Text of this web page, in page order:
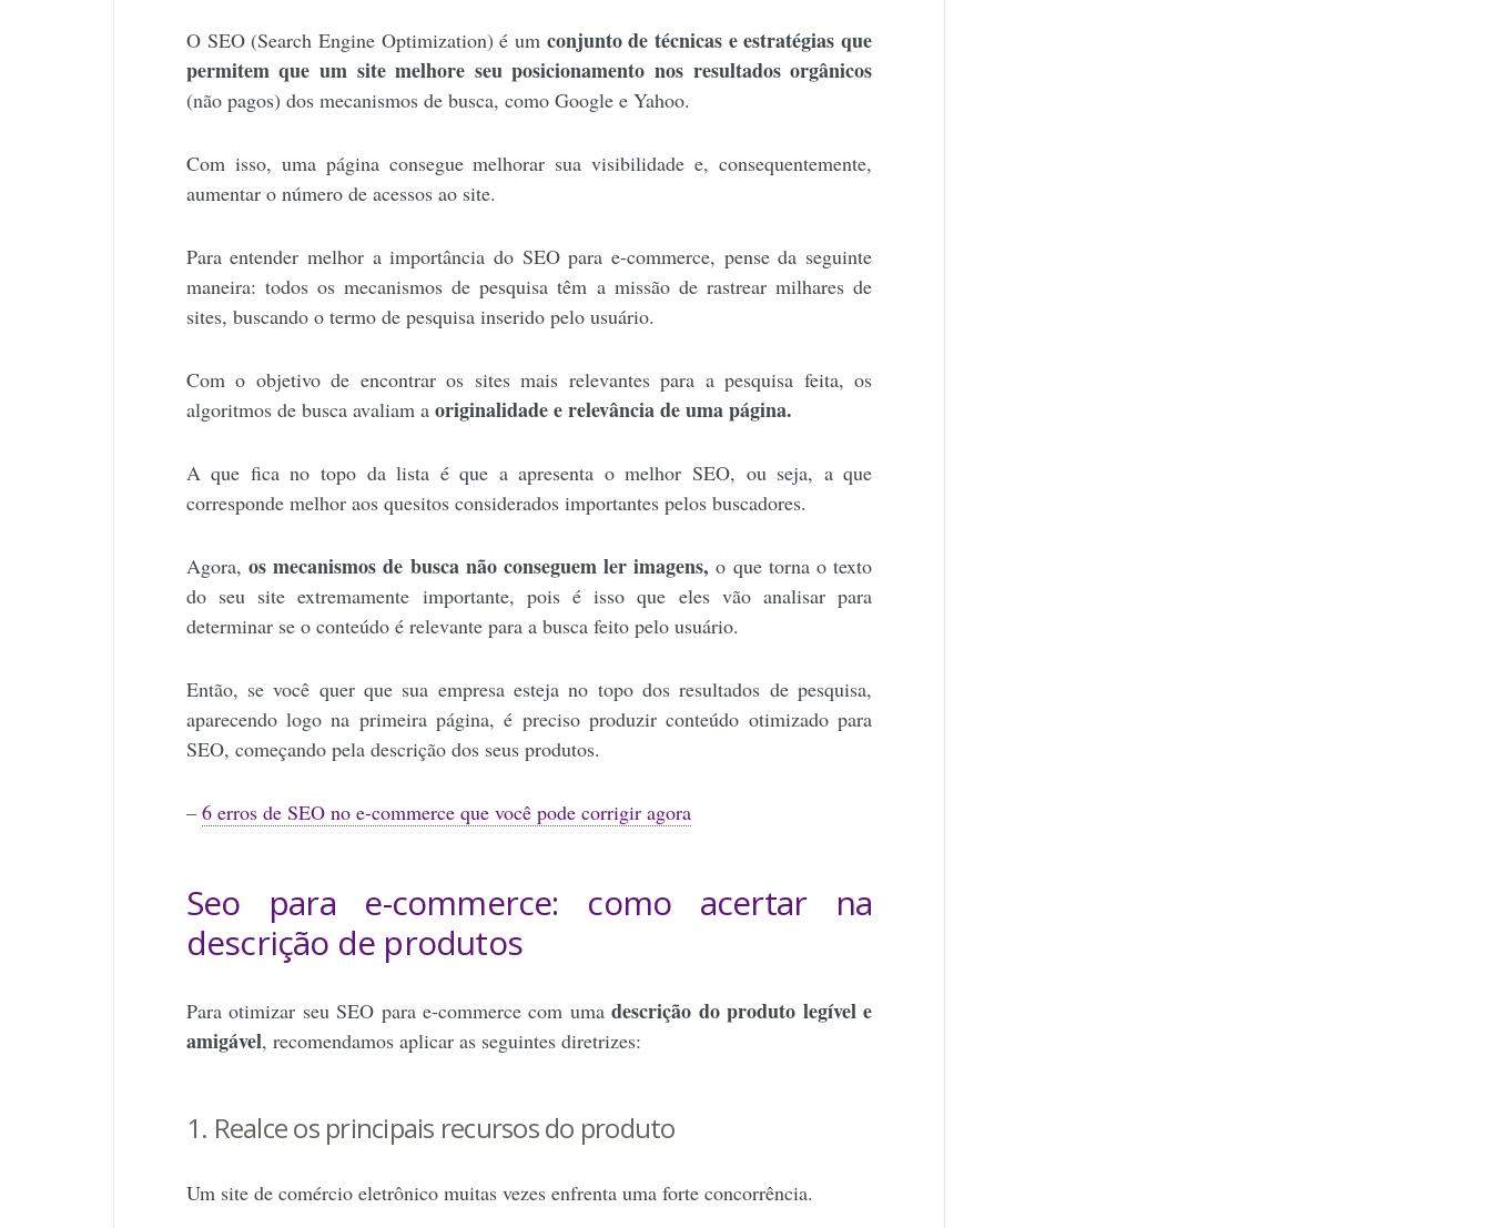
O SEO(Search Engine Optimization) é um conjunto de técnicas e estratégias que
permitem que um site melhore seu posicionamento nos resultados orgânicos
(não pagos) dos mecanismos de busca, como Googlee Yahoo.
Com isso, uma página consegue melhorar sua visibilidade e, consequentemente,
aumentar o número de acessos ao site.
Para entender melhor a importância do SEO para e-commerce, pense da seguinte
maneira: todos os mecanismos de pesquisa têm a missão de rastrear milhares de
sites, buscando o termo de pesquisa inserido pelo usuário.
Com o objetivo de encontrar os sites mais relevantes para a pesquisa feita, os
algoritmos de busca avaliam aoriginalidade e relevância de uma página.
A que fica no topo da lista é que a apresenta o melhor SEO, ou seja, a que
corresponde melhor aos quesitos considerados importantes pelos buscadores.
Agora,os mecanismos de busca não conseguem ler imagens,o que torna o texto
do seu site extremamente importante, pois é isso que eles vão analisar para
determinar se o conteúdo é relevante para a busca feito pelo usuário.
Então, se você quer que sua empresa esteja no topo dos resultados de pesquisa,
aparecendo logo na primeira página, é preciso produzir conteúdo otimizado para
SEO, começando pela descrição dos seus produtos.
– 6 erros de SEO no e-commerce que você pode corrigir agora
Seo para e-commerce: como acertar na
descrição de produtos
Para otimizar seu SEO para e-commerce com umadescrição do produto legível e
amigável, recomendamos aplicar as seguintes diretrizes:
1. Realce os principais recursos do produto
Um site de comércio eletrônico muitas vezes enfrenta uma forte concorrência.